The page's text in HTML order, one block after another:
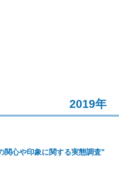
2019年
関心や印象に関する実態調査"